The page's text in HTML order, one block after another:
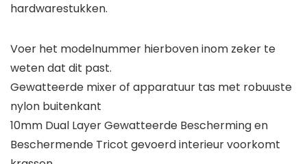
hardwarestukken.
Voer het modelnummer hierboven inom zeker te
weten dat dit past.
Gewatteerde mixer of apparatuur tas met robuuste
nylon buitenkant
10mm Dual Layer Gewatteerde Bescherming en
Beschermende Tricot gevoerd interieur voorkomt